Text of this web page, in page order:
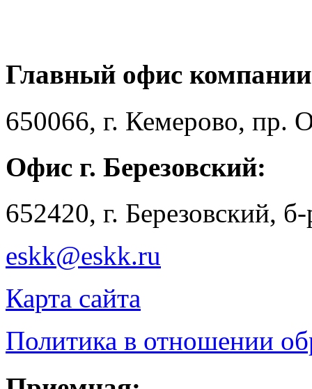
Главный офис
650066, г. Кемерово, пр.
Офис г. Березовский:
652420, г. Березовский,
eskk@eskk.ru
Карта сайта
Политика в отношении